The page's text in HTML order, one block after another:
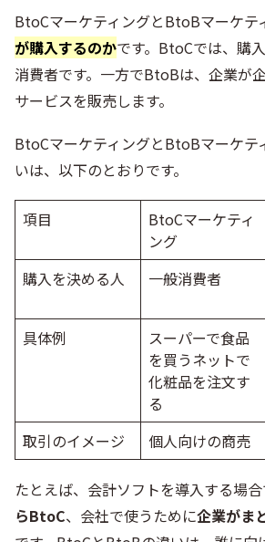
BtoCマーケティングとBtoBマーケテ
が購入するのかです。BtoCでは、購
消費者です。一方でBtoBは、企業が
サービスを販売します。
BtoCマーケティングとBtoBマーケテ
いは、以下のとおりです。
項目
BtoCマーケティ
ング
購入を決める人
一般消費者
具体例
スーパーで食品
を買うネットで
化粧品を注文す
る
取引のイメージ
個人向けの商売
たとえば、会計ソフトを導入する場合
らBtoC、会社で使うために企業がま